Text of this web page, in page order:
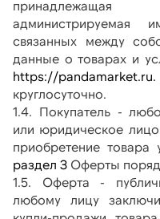
принадлежащая
администрируемая
связанных между
https://pandamarket.ru.
круглосуточно.
1.4. Покупатель -
или юридическое
приобретение
раздел 3 Оферты
1.5. Оферта -
любому лицу